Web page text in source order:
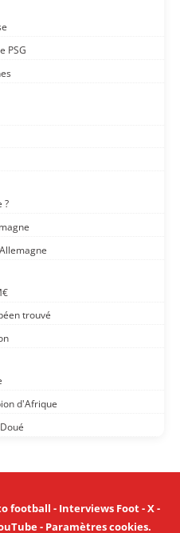
PSG
?
trouvé
d'Afrique
football - Interviews Foot-X-
- Paramètres cookies.